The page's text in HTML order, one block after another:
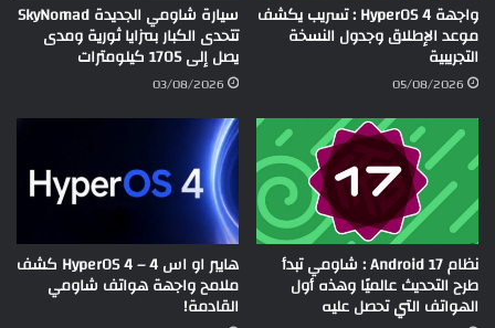
واجهة HyperOS 4 : تسريب يكشف
موعد الإطلاق وجدول النسخة
التجريبية
05/08/2026
سيارة شاومي الجديدة SkyNomad
تتحدى الكبار بمزايا ثورية ومدى
يصل إلى 1705 كيلومترات
03/08/2026
نظام Android 17 : شاومي تبدأ
طرح التحديث عالميًا وهذه أول
الهواتف التي تحصل عليه
هايبر او اس 4 – HyperOS 4 كشف
ملامح واجهة هواتف شاومي
القادمة!